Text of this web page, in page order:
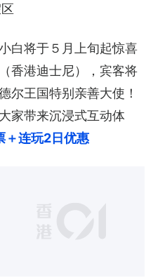
白将于５月上旬起惊喜
香港迪士尼），宾客将
尔王国特别亲善大使！
家带来沉浸式互动体
＋连玩2日优惠